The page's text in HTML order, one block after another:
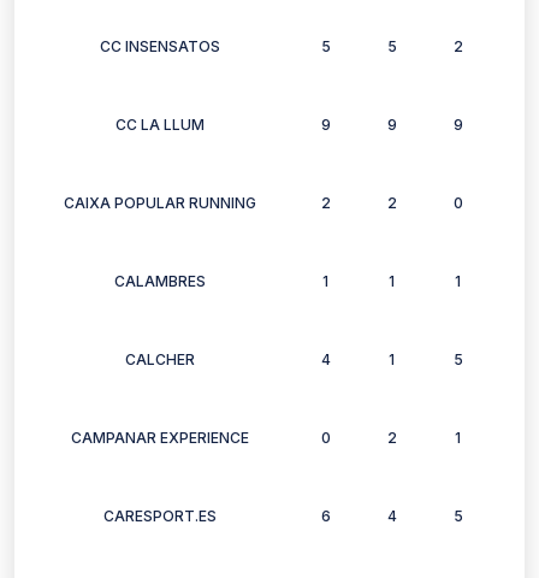
CC INSENSATOS 5 5 2
CC LA LLUM 9 9 9
CAIXA POPULAR RUNNING 2 2 0
CALAMBRES 1 1 1
CALCHER 4 1 5
CAMPANAR EXPERIENCE 0 2 1
CARESPORT.ES 6 4 5